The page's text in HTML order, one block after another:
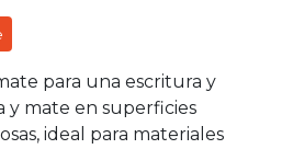
para una escritura y
y mate en superficies
ideal para materiales